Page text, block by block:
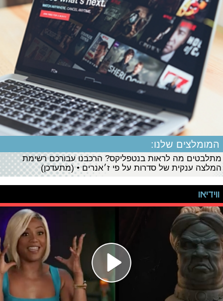
המומלצים שלנו:
מתלבטים מה לראות בנטפליקס? הרכבנו עבורכם רשימת
המלצה ענקית של סדרות על פי ז׳אנרים • (מתעדכן)
ווידיאו